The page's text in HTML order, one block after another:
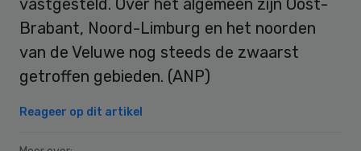
Brabant, Noord-Limburg en het noorden
van de Veluwe nog steeds de zwaarst
getroffen gebieden. (ANP)
Reageer op dit artikel